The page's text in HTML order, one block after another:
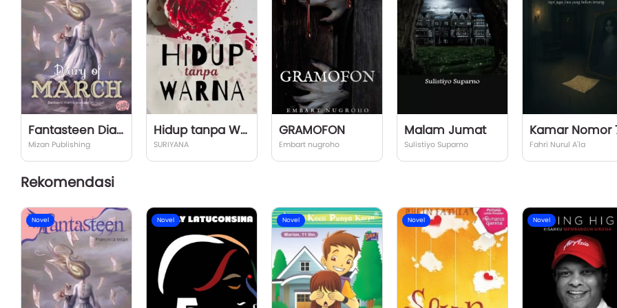
Fantasteen Diary of March
Mizan Publishing
Hidup tanpa Warna
SURIYANA
GRAMOFON
Embart nugroho
Malam Jumat
Sulistiyo Suparno
Kamar Nomor
Fahri Nurul A'la
Rekomendasi
Novel Novel Novel Novel Novel